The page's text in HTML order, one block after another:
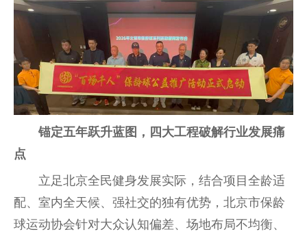
锚定五年跃升蓝图，四大工程破解行业发展痛
点
立足北京全民健身发展实际，结合项目全龄适
配、室内全天候、强社交的独有优势，北京市保龄
球运动协会针对大众认知偏差、场地布局不均衡、